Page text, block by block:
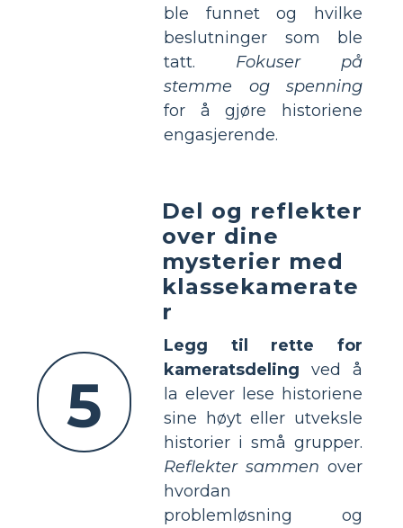
ble funnet og hvilke
beslutninger som ble
tatt. Fokuser på
stemme og spenning
for å gjøre historiene
engasjerende.
5
Del og reflekter
over dine
mysterier med
klassekamerate
r
Legg til rette for
kameratsdeling ved å
la elever lese historiene
sine høyt eller utveksle
historier i små grupper.
Reflekter sammen over
hvordan
problemløsning og